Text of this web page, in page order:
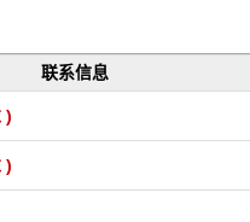
联系信息
)
)